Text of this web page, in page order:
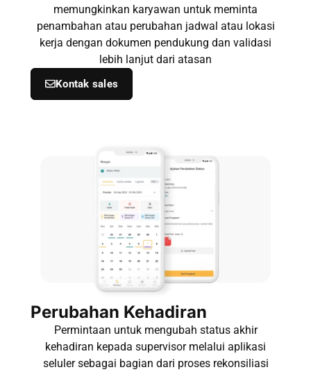
memungkinkan karyawan untuk meminta
penambahan atau perubahan jadwal atau lokasi
kerja dengan dokumen pendukung dan validasi
lebih lanjut dari atasan
Kontak sales
Perubahan Kehadiran
Permintaan untuk mengubah status akhir
kehadiran kepada supervisor melalui aplikasi
seluler sebagai bagian dari proses rekonsiliasi